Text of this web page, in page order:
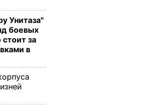
Унитаза"
боевых
за
в